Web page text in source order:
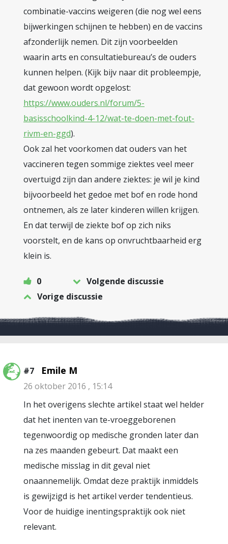
combinatie-vaccins weigeren (die nog wel eens
bijwerkingen schijnen te hebben) en de vaccins
afzonderlijk nemen. Dit zijn voorbeelden
waarin arts en consultatiebureau’s de ouders
kunnen helpen. (Kijk bijv naar dit probleempje,
dat gewoon wordt opgelost:
https://www.ouders.nl/forum/5-
basisschoolkind-4-12/wat-te-doen-met-fout-
rivm-en-ggd).
Ook zal het voorkomen dat ouders van het
vaccineren tegen sommige ziektes veel meer
overtuigd zijn dan andere ziektes: je wil je kind
bijvoorbeeld het gedoe met bof en rode hond
ontnemen, als ze later kinderen willen krijgen.
En dat terwijl de ziekte bof op zich niks
voorstelt, en de kans op onvruchtbaarheid erg
klein is.
0
Volgende discussie
Vorige discussie
#7 Emile M
26 oktober 2016 , 15:14
In het overigens slechte artikel staat wel helder
dat het inenten van te-vroeggeborenen
tegenwoordig op medische gronden later dan
na zes maanden gebeurt. Dat maakt een
medische misslag in dit geval niet
onaannemelijk. Omdat deze praktijk inmiddels
is gewijzigd is het artikel verder tendentieus.
Voor de huidige inentingspraktijk ook niet
relevant.